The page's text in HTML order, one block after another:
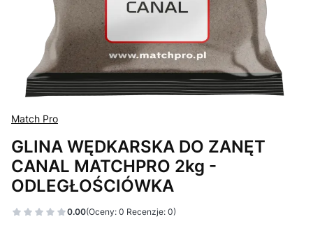
Match Pro
GLINA WĘDKARSKA DO ZANĘT
CANAL MATCHPRO 2kg -
ODLEGŁOŚCIÓWKA
0.00(Oceny: 0 Recenzje: 0)